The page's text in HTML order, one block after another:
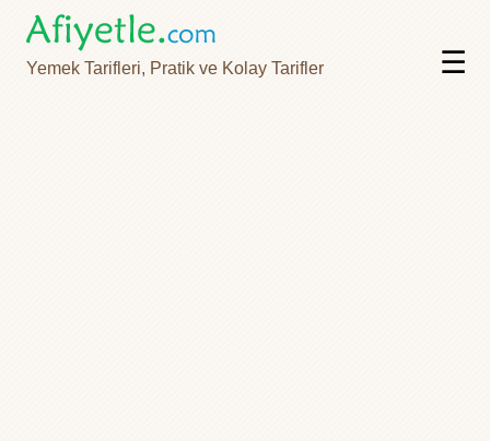
Yemek Tarifleri, Pratik ve Kolay Tarifler ☰